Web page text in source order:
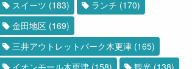
スイーツ (183) ランチ (170)
金田地区(169)
三井アウトレットパーク木更津(165)